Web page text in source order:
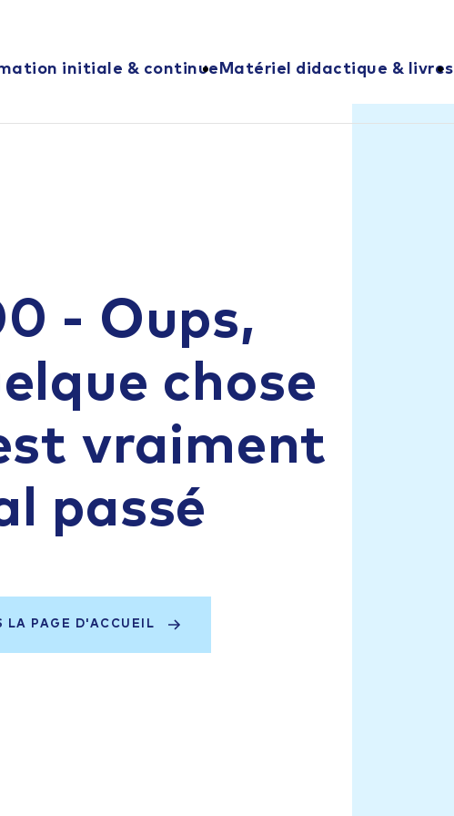
initiale & continue Matériel didactique & livres
- Oups,
chose
vraiment
passé
LA PAGE D'ACCUEIL